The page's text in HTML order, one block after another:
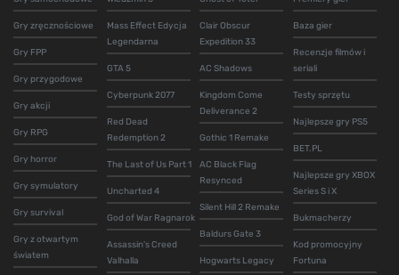
Gry zręcznościowe
Gry FPP
Gry przygodowe
Gry akcji
Gry RPG
Gry horror
Gry symulatory
Gry survival
Gry z otwartym
światem
Mass Effect Edycja
Legendarna
GTA 5
Cyberpunk 2077
Red Dead
Redemption 2
The Last of Us Part 1
Uncharted 4
God of War Ragnarok
Assassin's Creed
Valhalla
Clair Obscur
Expedition 33
AC Shadows
Kingdom Come
Deliverance 2
Gothic 1 Remake
AC Black Flag
Resynced
Silent Hill 2 Remake
Baldurs Gate 3
Hogwarts Legacy
Baza gier
Recenzje filmów i
seriali
Testy sprzętu
Najlepsze gry PS5
BET.PL
Najlepsze gry XBOX
Series S i X
Bukmacherzy
Kod promocyjny
Fortuna